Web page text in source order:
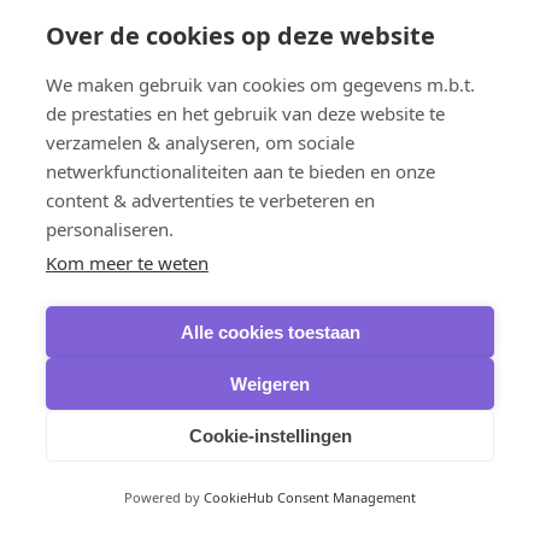
Ashampoo
Microsoft Office
Office 2024
Office 2021
Office 2019
Office 2016
Microsoft 365
Microsoft Visio
Visio 2024
Visio 2019
Project 2024
Project 2019
Powerpoint 2024
Home
Over de cookies op deze website
We maken gebruik van cookies om gegevens m.b.t.
de prestaties en het gebruik van deze website te
verzamelen & analyseren, om sociale
netwerkfunctionaliteiten aan te bieden en onze
content & advertenties te verbeteren en
personaliseren.
Kom meer te weten
Alle cookies toestaan
Weigeren
Cookie-instellingen
Powered by CookieHub Consent Management